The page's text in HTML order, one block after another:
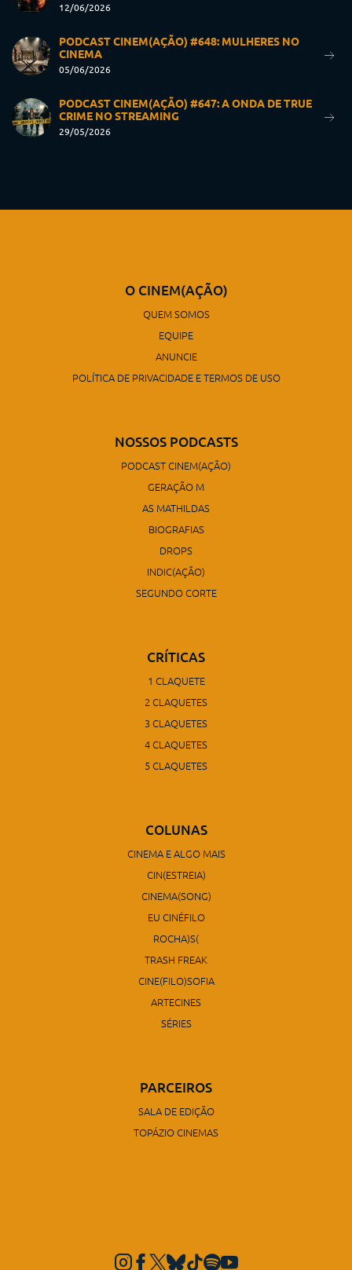
12/06/2026
PODCAST CINEM(AÇÃO) #648: MULHERES NO
CINEMA
05/06/2026
PODCAST CINEM(AÇÃO) #647: A ONDA DE TRUE
CRIME NO STREAMING
29/05/2026
O CINEM(AÇÃO)
QUEM SOMOS
EQUIPE
ANUNCIE
POLÍTICA DE PRIVACIDADE E TERMOS DE USO
NOSSOS PODCASTS
PODCAST CINEM(AÇÃO)
GERAÇÃO M
AS MATHILDAS
BIOGRAFIAS
DROPS
INDIC(AÇÃO)
SEGUNDO CORTE
CRÍTICAS
1 CLAQUETE
2 CLAQUETES
3 CLAQUETES
4 CLAQUETES
5 CLAQUETES
COLUNAS
CINEMA E ALGO MAIS
CIN(ESTREIA)
CINEMA(SONG)
EU CINÉFILO
ROCHA)S(
TRASH FREAK
CINE(FILO)SOFIA
ARTECINES
SÉRIES
PARCEIROS
SALA DE EDIÇÃO
TOPÁZIO CINEMAS